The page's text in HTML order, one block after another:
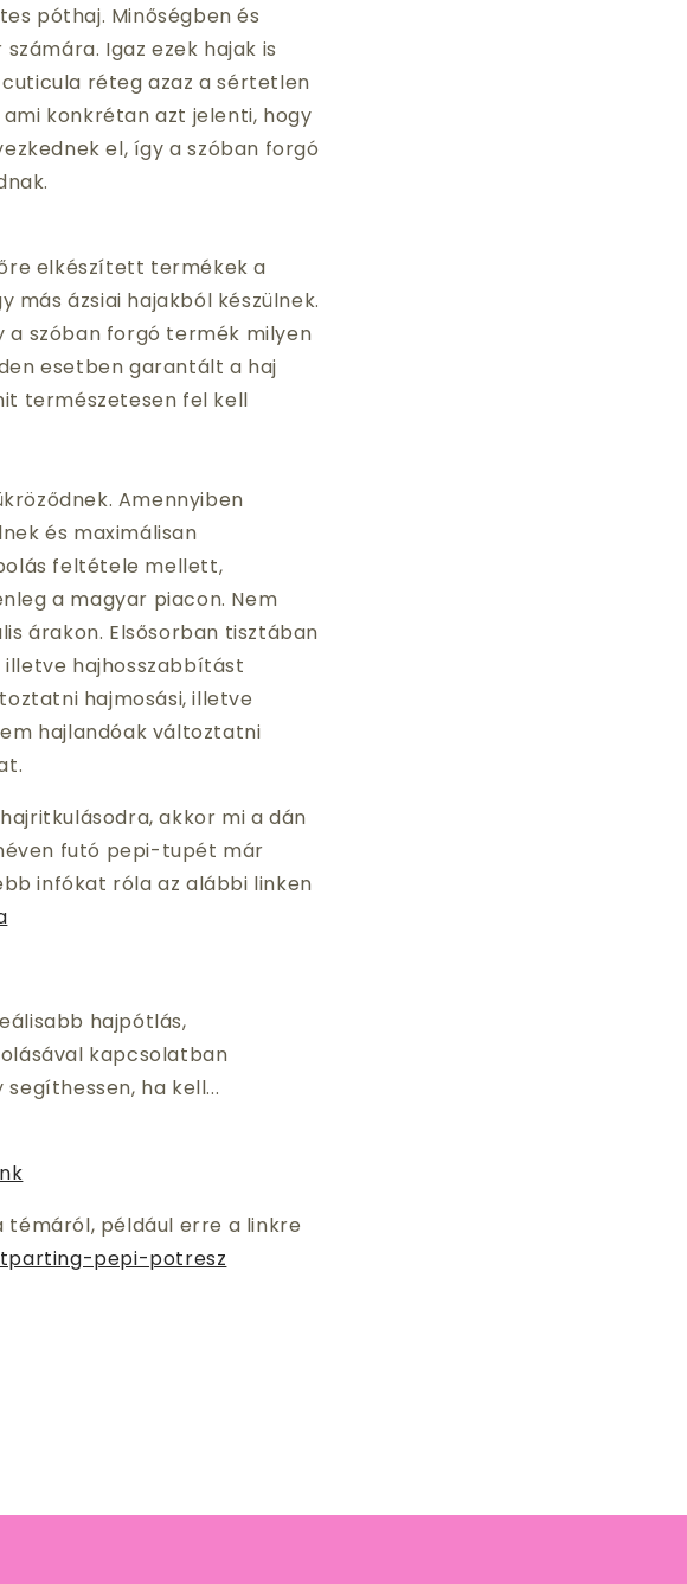
póthaj. Minőségben és
Igaz ezek hajak is
réteg azaz a sértetlen
konkrétan azt jelenti, hogy
el, így a szóban forgó
elkészített termékek a
más ázsiai hajakból készülnek.
a szóban forgó termék milyen
esetben garantált a haj
természetesen fel kell
Amennyiben
és maximálisan
feltétele mellett,
a magyar piacon. Nem
árakon. Elsősorban tisztában
hajhosszabbítást
hajmosási, illetve
hajlandóak változtatni
akkor mi a dán
futó pepi-tupét már
infókat róla az alábbi linken
hajpótlás,
kapcsolatban
ha kell...
témáról, például erre a linkre
pepi-potresz